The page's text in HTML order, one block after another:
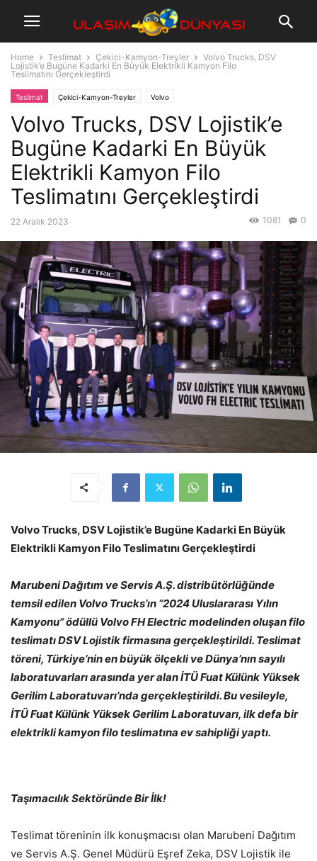
Home Teslimat Çekici-Kamyon-Treyler
Volvo Trucks, DSV
Lojistik’e Bugüne Kadarki En Büyük Elektrikli Kamyon Filo
Teslimatını Gerçekleştirdi
Teslimat Çekici-Kamyon-Treyler Volvo
Volvo Trucks, DSV Lojistik’e
Bugüne Kadarki En Büyük
Elektrikli Kamyon Filo
Teslimatını Gerçekleştirdi
22 Aralık 2023 0
1081
Volvo Trucks, DSV Lojistik’e Bugüne Kadarki En Büyük
Elektrikli Kamyon Filo Teslimatını Gerçekleştirdi
Marubeni Dağıtım ve Servis A.Ş. distribütörlüğünde
temsil edilen Volvo Trucks’ın “2024 Uluslararası Yılın
Kamyonu” ödüllü Volvo FH Electric modelinden oluşan filo
teslimatı DSV Lojistik firmasına gerçekleştirildi. Teslimat
töreni, Türkiye’nin en büyük ölçekli ve Dünya’nın sayılı
laboratuvarları arasında yer alan İTÜ Fuat Külünk Yüksek
Gerilim Laboratuvarı’nda gerçekleştirildi. Bu vesileyle,
İTÜ Fuat Külünk Yüksek Gerilim Laboratuvarı, ilk defa bir
elektrikli kamyon filo teslimatına ev sahipliği yaptı.
Taşımacılık Sektöründe Bir İlk!
Teslimat töreninin ilk konuşmacısı olan Marubeni Dağıtım
ve Servis A.Ş. Genel Müdürü Eşref Zeka, DSV Lojistik ile